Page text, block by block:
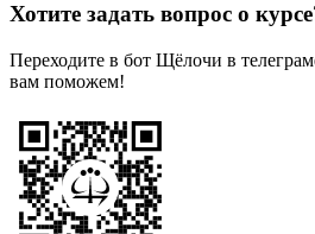
Хотите задать вопрос о
Переходите в бот Щёлочи в
вам поможем!